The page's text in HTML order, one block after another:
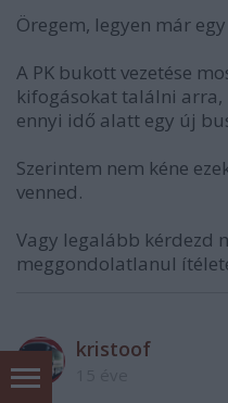
Öregem, legyen már
A PK bukott vezetése
kifogásokat találni
ennyi idő alatt egy új
Szerintem nem kéne
venned.
Vagy legalább kérdezd
meggondolatlanul
kristoof